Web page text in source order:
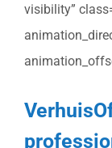
visibility”